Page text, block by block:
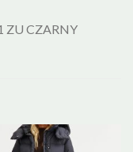
ZU CZARNY